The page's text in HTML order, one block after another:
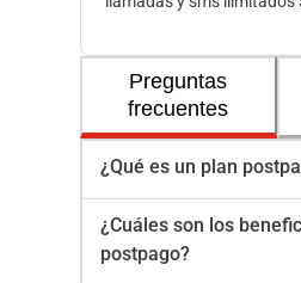
Preguntas
frecuentes
¿Qué es un plan
¿Cuáles son los
postpago?